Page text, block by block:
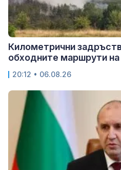
Километрични
обходните маршрути
20:12 • 06.08.26